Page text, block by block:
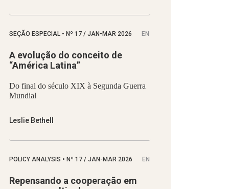
SEÇÃO ESPECIAL • Nº 17 / JAN-MAR 2026 EN
A evolução do conceito de
“América Latina”
Do final do século XIX à Segunda Guerra
Mundial
Leslie Bethell
POLICY ANALYSIS • Nº 17 / JAN-MAR 2026 EN
Repensando a cooperação em